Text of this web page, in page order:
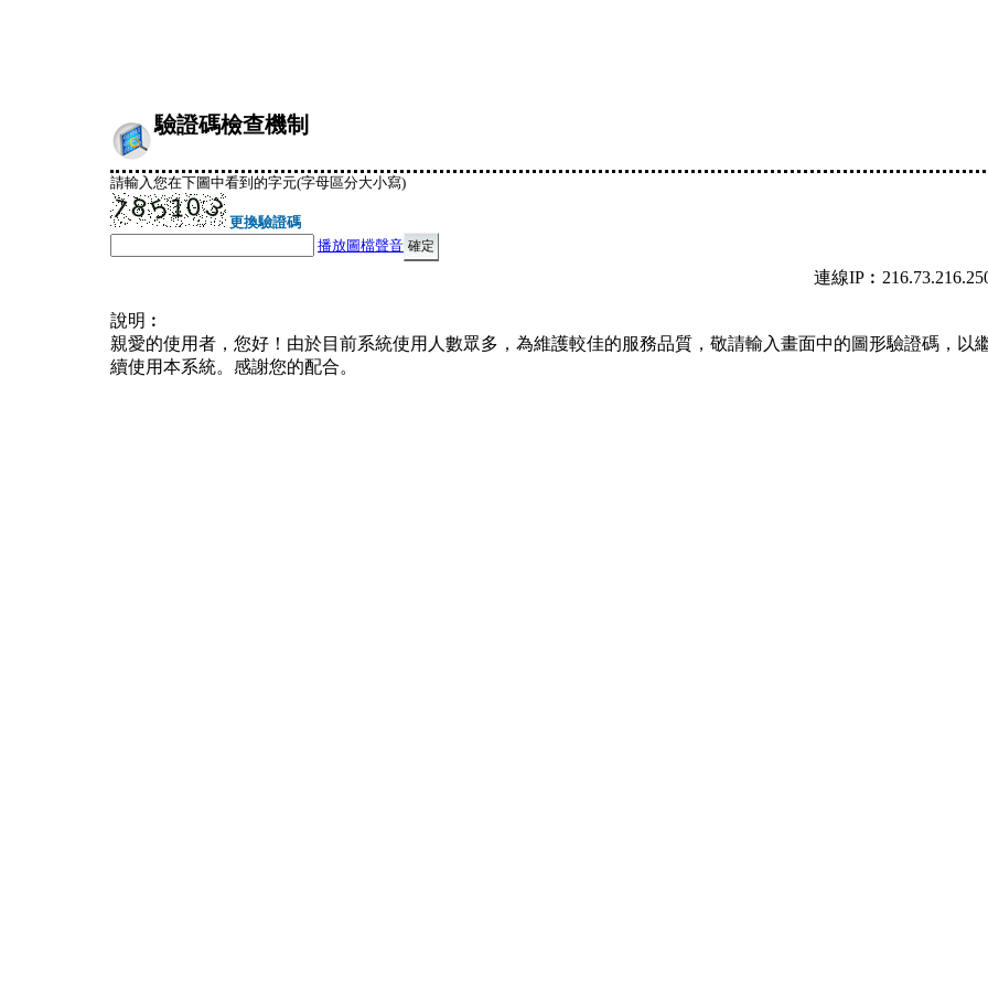
驗證碼檢查機制
請輸入您在下圖中看到的字元(字母區分大小寫)
更換驗證碼
播放圖檔聲音
連線
說明︰
親愛的使用者，您好！由於目前系統使用人數眾多，為維護較佳的服務品質，敬請輸入畫面中的圖形驗證碼，以
續使用本系統。感謝您的配合。